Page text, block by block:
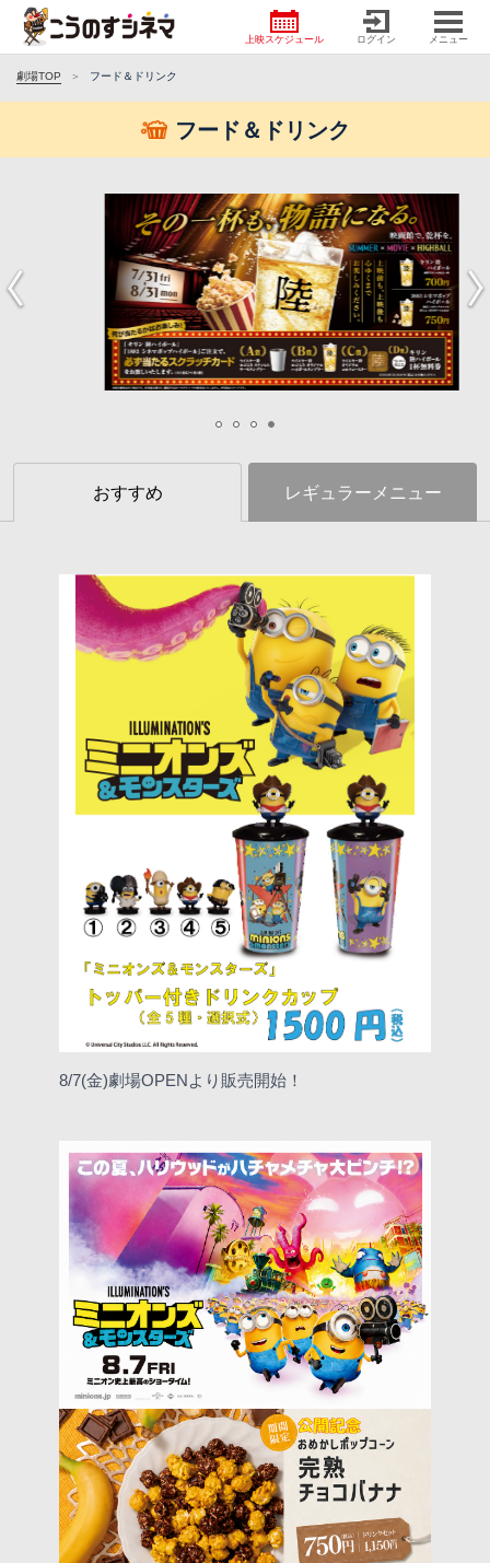
上映スケジュール ログイン メニュー
劇場TOP フード＆ドリンク
フード＆ドリンク
おすすめ レギュラーメニュー
8/7(金)劇場OPENより販売開始！